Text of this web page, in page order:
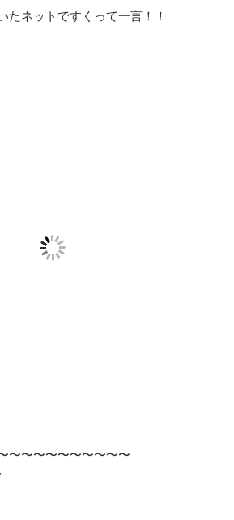
たネットですくって一言！！
〜〜〜〜〜〜〜〜〜〜